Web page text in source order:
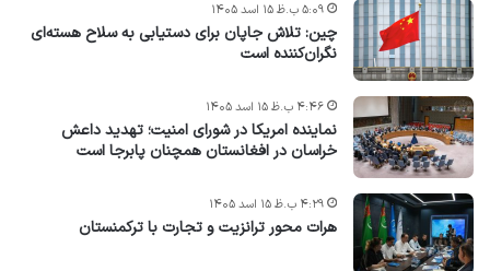
چین: تلاش جاپان برای دستیابی به سلاح هسته‌ای
نگران‌کننده است
۵:۰۹ ب.ظ ۱۵ اسد ۱۴۰۵
نماینده امریکا در شورای امنیت؛ تهدید داعش
خراسان در افغانستان همچنان پابرجا است
۴:۴۶ ب.ظ ۱۵ اسد ۱۴۰۵
هرات محور ترانزیت و تجارت با ترکمنستان
۴:۲۹ ب.ظ ۱۵ اسد ۱۴۰۵